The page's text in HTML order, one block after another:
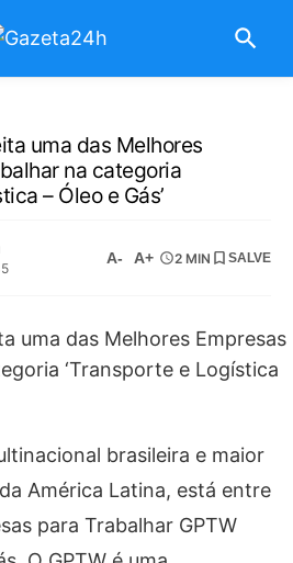
uma das Melhores
na categoria
– Óleo e Gás’
A- A+ 2 MIN SALVE
brasileira e maior
América Latina, está entre
para Trabalhar GPTW